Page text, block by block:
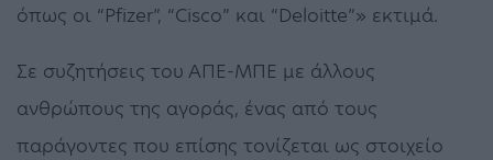
όπως οι “Pfizer”, “Cisco” και “Deloitte”» εκτιμά.
Σε συζητήσεις του ΑΠΕ-ΜΠΕ με άλλους
ανθρώπους της αγοράς, ένας από τους
παράγοντες που επίσης τονίζεται ως στοιχείο